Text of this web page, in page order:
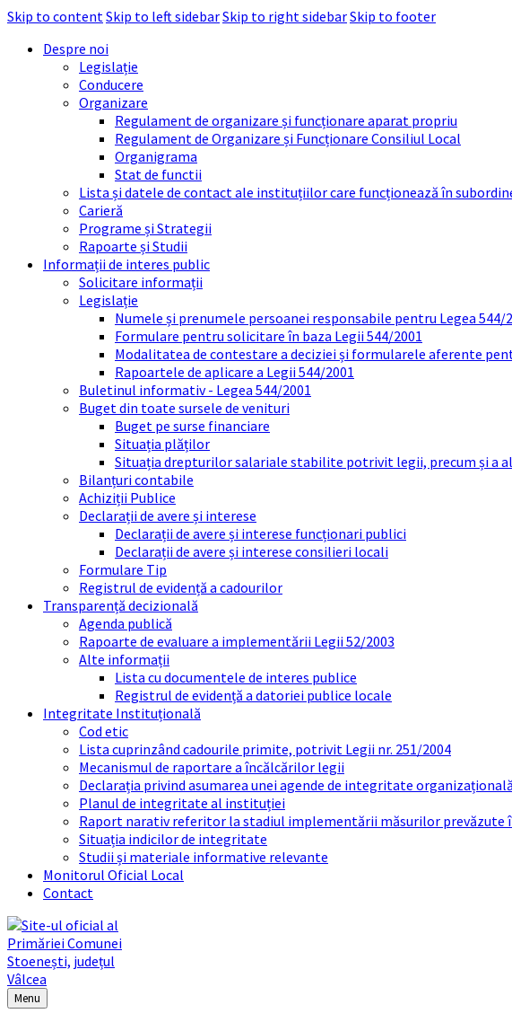
Skip to contentSkip to left sidebarSkip to right sidebarSkip to footer
Despre noi
Legislație
Conducere
Organizare
Regulament de organizare și funcționare aparat propriu
Regulament de Organizare și Funcționare Consiliul Local
Organigrama
Stat de functii
Lista și datele de contact ale instituțiilor care funcționează în
Carieră
Programe și Strategii
Rapoarte și Studii
Informații de interes public
Solicitare informații
Legislație
Numele și prenumele persoanei responsabile pentru Legea 544/
Formulare pentru solicitare în baza Legii 544/2001
Modalitatea de contestare a deciziei și formularele aferente
Rapoartele de aplicare a Legii 544/2001
Buletinul informativ - Legea 544/2001
Buget din toate sursele de venituri
Buget pe surse financiare
Situația plăților
Situația drepturilor salariale stabilite potrivit legii, precum și a
Bilanțuri contabile
Achiziții Publice
Declarații de avere și interese
Declarații de avere și interese funcționari publici
Declarații de avere și interese consilieri locali
Formulare Tip
Registrul de evidență a cadourilor
Transparență decizională
Agenda publică
Rapoarte de evaluare a implementării Legii 52/2003
Alte informații
Lista cu documentele de interes publice
Registrul de evidență a datoriei publice locale
Integritate Instituțională
Cod etic
Lista cuprinzând cadourile primite, potrivit Legii nr. 251/2004
Mecanismul de raportare a încălcărilor legii
Declarația privind asumarea unei agende de integritate organizațională
Planul de integritate al instituției
Raport narativ referitor la stadiul implementării măsurilor prevăzute
Situația indicilor de integritate
Studii și materiale informative relevante
Monitorul Oficial Local
Contact
Menu